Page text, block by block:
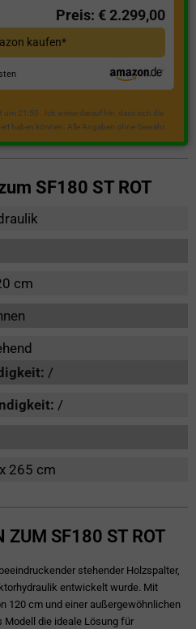
Preis: € 2.299,00
kaufen*
21:50 . Ich weise darauf hin, dass sich die
haben können. Alle Angaben ohne Gewähr.
SF180 ST ROT
cm
/
/
265 cm
ZUM SF180 ST ROT
stehender Holzspalter,
entwickelt wurde. Mit
120 cm und einer außergewöhnlichen
Modell die ideale Lösung für